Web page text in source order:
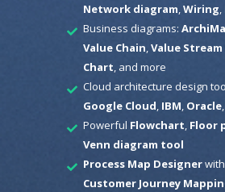
Network diagram Wiring
Business diagrams:
Value Chain Value
Chart , and more
Cloud architecture design
Google Cloud IBM Oracle,
Powerful Flowchart Floor
Venn diagram tool
Process Map Designerwith
Customer Journey